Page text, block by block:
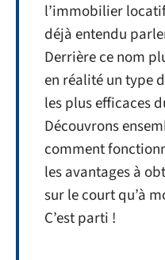
l’immobilier
déjà entendu
Derrière ce nom
en réalité un type
les plus efficaces
Découvrons
comment
les avantages à
sur le court qu’à
C’est parti !